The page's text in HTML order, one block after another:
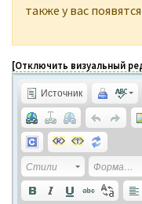
также у вас
[Отключить визуальный
Источник
Стили Форматирование